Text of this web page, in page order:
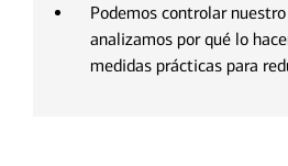
Podemos controlar
analizamos por qué lo
medidas prácticas para